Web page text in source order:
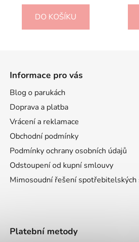
DO KOŠÍKU
Informace pro vás
Blog o parukách
Doprava a platba
Vrácení a reklamace
Obchodní podmínky
Podmínky ochrany osobních údajů
Odstoupení od kupní smlouvy
Mimosoudní řešení spotřebitelských
Platební metody